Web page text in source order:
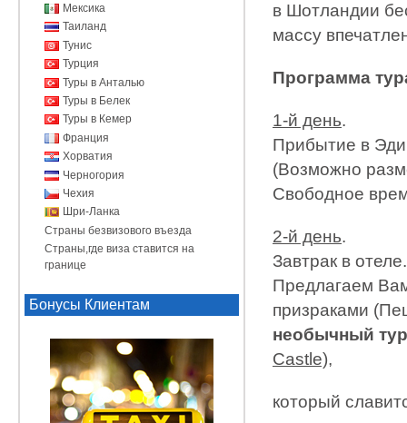
в Шотландии
массу
Программа
1-й день.
Прибытие в
(Возможно
Свободное
2-й день.
Завтрак в отеле.
Предлагаем
призраками
необычный
Castle),
который
Мексика
Таиланд
Тунис
Турция
Туры в Анталью
Туры в Белек
Туры в Кемер
Франция
Хорватия
Черногория
Чехия
Шри-Ланка
Страны безвизового въезда
Страны,где виза ставится на
границе
Бонусы Клиентам